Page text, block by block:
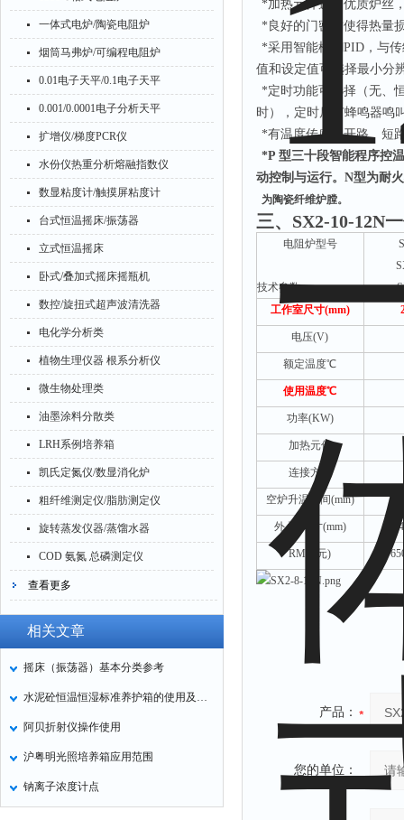
一体式电炉/陶瓷电阻炉
烟筒马弗炉/可编程电阻炉
0.01电子天平/0.1电子天平
0.001/0.0001电子分析天平
扩增仪/梯度PCR仪
水份仪热重分析熔融指数仪
数显粘度计/触摸屏粘度计
台式恒温摇床/振荡器
立式恒温摇床
卧式/叠加式摇床摇瓶机
数控/旋扭式超声波清洗器
电化学分析类
植物生理仪器 根系分析仪
微生物处理类
油墨涂料分散类
LRH系例培养箱
凯氏定氮仪/数显消化炉
粗纤维测定仪/脂肪测定仪
旋转蒸发仪器/蒸馏水器
COD 氨氮 总磷测定仪
查看更多
相关文章
摇床（振荡器）基本分类参考
水泥砼恒温恒湿标准养护箱的使用及操作
阿贝折射仪操作使用
沪粤明光照培养箱应用范围
钠离子浓度计点
*加热元件选用优质炉丝
*良好的门密封使得热量
*采用智能模糊PID，与
值和设定值可选择最小分
*定时功能可选择（无、
时），定时后有蜂鸣器鸣
*有温度传感器开路、短
*P 型三十段智能程序控
动控制与运行。N型为耐
为陶瓷纤维炉膛。
三、 SX2-10-12N
电阻炉型号
技术参数
工作室尺寸(mm)
电压(V)
额定温度℃
使用温度℃
功率(KW)
加热元件
连接方式
空炉升温时间(min)
外 型 尺寸(mm)
RMB(元)
产品：
您的单位：